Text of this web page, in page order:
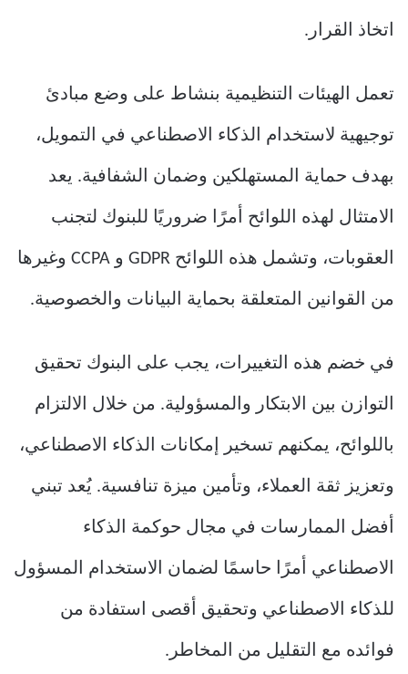
اتخاذ القرار.
تعمل الهيئات التنظيمية بنشاط على وضع مبادئ
توجيهية لاستخدام الذكاء الاصطناعي في التمويل،
بهدف حماية المستهلكين وضمان الشفافية. يعد
الامتثال لهذه اللوائح أمرًا ضروريًا للبنوك لتجنب
العقوبات، وتشمل هذه اللوائح GDPR و CCPA وغيرها
من القوانين المتعلقة بحماية البيانات والخصوصية.
في خضم هذه التغييرات، يجب على البنوك تحقيق
التوازن بين الابتكار والمسؤولية. من خلال الالتزام
باللوائح، يمكنهم تسخير إمكانات الذكاء الاصطناعي،
وتعزيز ثقة العملاء، وتأمين ميزة تنافسية. يُعد تبني
أفضل الممارسات في مجال حوكمة الذكاء
الاصطناعي أمرًا حاسمًا لضمان الاستخدام المسؤول
للذكاء الاصطناعي وتحقيق أقصى استفادة من
فوائده مع التقليل من المخاطر.